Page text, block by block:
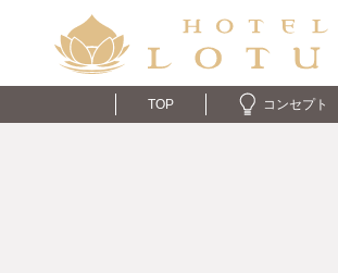
TOP コンセプト